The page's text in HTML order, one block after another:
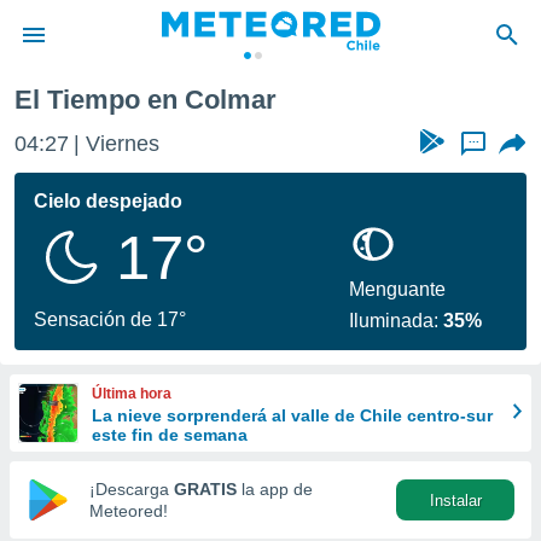
de
por
se
calidad.
a este
las
y
forma
digital
basada
El Tiempo en Colmar
04:27 Viernes ...
Cielo despejado
17°
Sensación de 17°
Menguante
Iluminada:35%
Última hora
La nieve sorprenderá al valle de Chile centro-sur
este fin de semana
¡Descarga GRATIS la app de
Meteored!
Instalar